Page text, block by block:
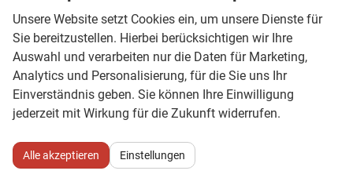
Leistung
59 kW (80 PS) Kilometerstand 20 km
20.331,– €
incl. 19% MwSt.
Details
Verbrauch kombiniert:5,30 l/100km
CO2-Klasse: D
CO2-Emissionen:120,00 g/km
Datensätze pro Seite:
Unsere Website setzt Cookies ein, um unsere Dienste für
Sie bereitzustellen. Hierbei berücksichtigen wir Ihre
Auswahl und verarbeiten nur die Daten für Marketing,
Analytics und Personalisierung, für die Sie uns Ihr
Einverständnis geben. Sie können Ihre Einwilligung
jederzeit mit Wirkung für die Zukunft widerrufen.
Alle akzeptieren Einstellungen